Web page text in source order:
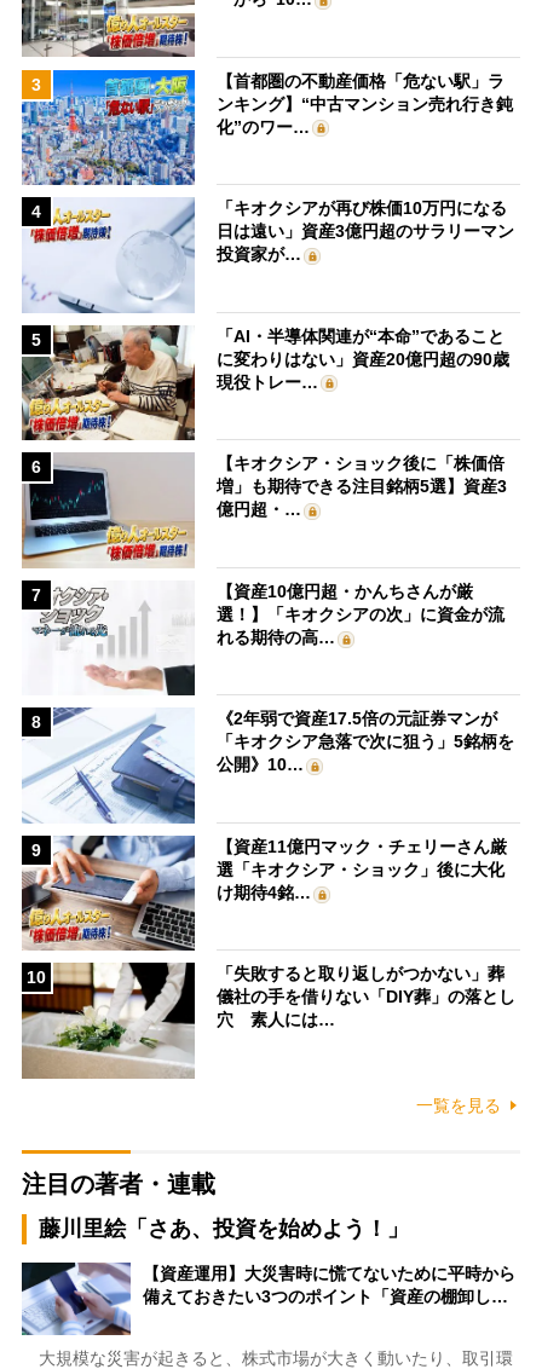
3
【首都圏の不動産価格「危ない駅」ラ
ンキング】“中古マンション売れ行き鈍
化”のワー…
4
「キオクシアが再び株価10万円になる
日は遠い」資産3億円超のサラリーマン
投資家が…
5
「AI・半導体関連が“本命”であること
に変わりはない」資産20億円超の90歳
現役トレー…
6
【キオクシア・ショック後に「株価倍
増」も期待できる注目銘柄5選】資産3
億円超・…
7
【資産10億円超・かんちさんが厳
選！】「キオクシアの次」に資金が流
れる期待の高…
8
《2年弱で資産17.5倍の元証券マンが
「キオクシア急落で次に狙う」5銘柄を
公開》10…
9
【資産11億円マック・チェリーさん厳
選「キオクシア・ショック」後に大化
け期待4銘…
10
「失敗すると取り返しがつかない」葬
儀社の手を借りない「DIY葬」の落とし
穴 素人には…
一覧を見る
注目の著者・連載
藤川里絵「さあ、投資を始めよう！」
【資産運用】大災害時に慌てないために平時から
備えておきたい3つのポイント「資産の棚卸し…
大規模な災害が起きると、株式市場が大きく動いたり、取引環